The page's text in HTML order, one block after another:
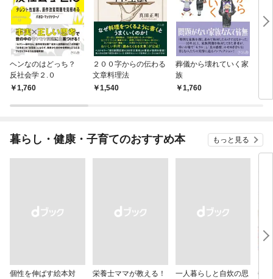
ヘンなのはどっち？
反社会学２.０
1,760
２００字からの伝わる
文章料理法
1,540
葬儀から壊れていく家
族
1,760
暮らし・健康・子育てのおすすめ本 もっと見る
個性を伸ばす絵本対
栄養士ママが教える！
一人暮らしと自炊の思
毎